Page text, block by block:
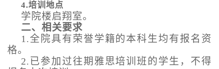
4.培训地点
学院楼启翔室。
二、相关要求
1.全院具有荣誉学籍的本科生均有报名资
格。
2.已参加过往期雅思培训班的学生，不得